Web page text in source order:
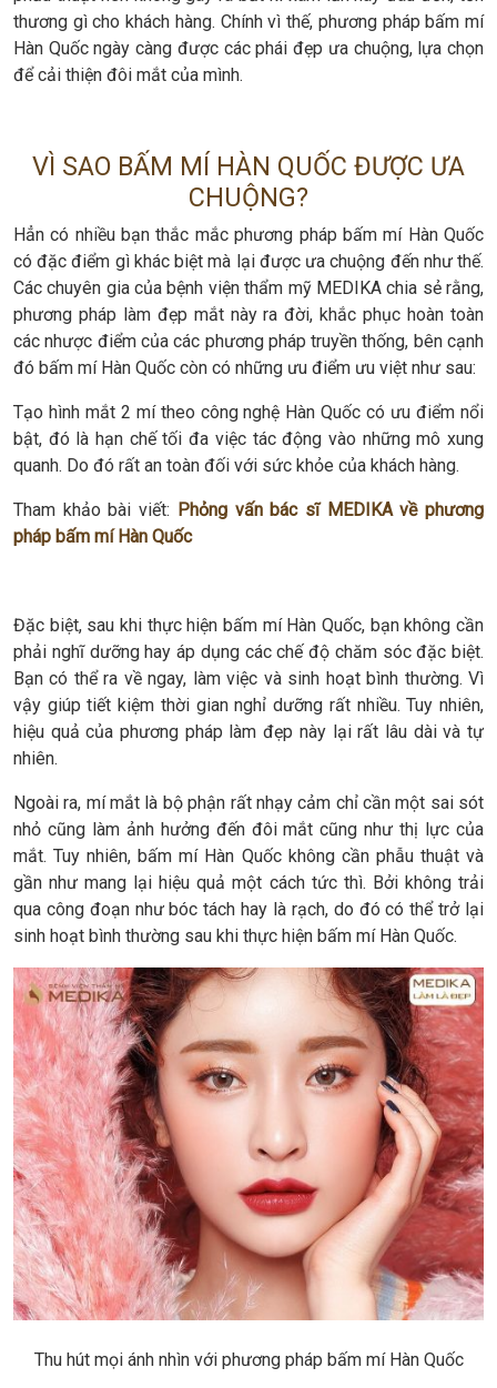
thương gì cho khách hàng. Chính vì thế, phương pháp bấm mí
Hàn Quốc ngày càng được các phái đẹp ưa chuộng, lựa chọn
để cải thiện đôi mắt của mình.
VÌ SAO BẤM MÍ HÀN QUỐC ĐƯỢC ƯA
CHUỘNG?
Hẳn có nhiều bạn thắc mắc phương pháp bấm mí Hàn Quốc
có đặc điểm gì khác biệt mà lại được ưa chuộng đến như thế.
Các chuyên gia của bệnh viện thẩm mỹ MEDIKA chia sẻ rằng,
phương pháp làm đẹp mắt này ra đời, khắc phục hoàn toàn
các nhược điểm của các phương pháp truyền thống, bên cạnh
đó bấm mí Hàn Quốc còn có những ưu điểm ưu việt như sau:
Tạo hình mắt 2 mí theo công nghệ Hàn Quốc có ưu điểm nổi
bật, đó là hạn chế tối đa việc tác động vào những mô xung
quanh. Do đó rất an toàn đối với sức khỏe của khách hàng.
Tham khảo bài viết: Phỏng vấn bác sĩ MEDIKA về phương
pháp bấm mí Hàn Quốc
Đặc biệt, sau khi thực hiện bấm mí Hàn Quốc, bạn không cần
phải nghĩ dưỡng hay áp dụng các chế độ chăm sóc đặc biệt.
Bạn có thể ra về ngay, làm việc và sinh hoạt bình thường. Vì
vậy giúp tiết kiệm thời gian nghỉ dưỡng rất nhiều. Tuy nhiên,
hiệu quả của phương pháp làm đẹp này lại rất lâu dài và tự
nhiên.
Ngoài ra, mí mắt là bộ phận rất nhạy cảm chỉ cần một sai sót
nhỏ cũng làm ảnh hưởng đến đôi mắt cũng như thị lực của
mắt. Tuy nhiên, bấm mí Hàn Quốc không cần phẫu thuật và
gần như mang lại hiệu quả một cách tức thì. Bởi không trải
qua công đoạn như bóc tách hay là rạch, do đó có thể trở lại
sinh hoạt bình thường sau khi thực hiện bấm mí Hàn Quốc.
Thu hút mọi ánh nhìn với phương pháp bấm mí Hàn Quốc